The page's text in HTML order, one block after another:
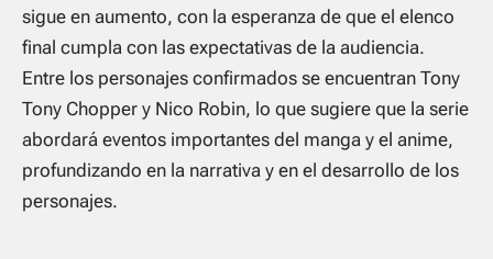
sigue en aumento, con la esperanza de que el elenco
final cumpla con las expectativas de la audiencia.
Entre los personajes confirmados se encuentran Tony
Tony Chopper y Nico Robin, lo que sugiere que la serie
abordará eventos importantes del manga y el anime,
profundizando en la narrativa y en el desarrollo de los
personajes.